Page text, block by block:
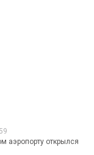
аэропорту открылся